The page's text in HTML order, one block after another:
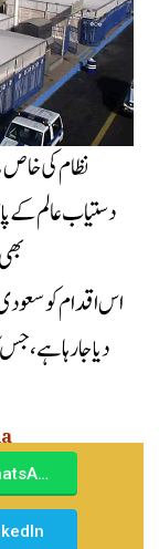
دستیاب عالم کے
اس اقدام کو
دیا جا رہا ہے،
WhatsApp